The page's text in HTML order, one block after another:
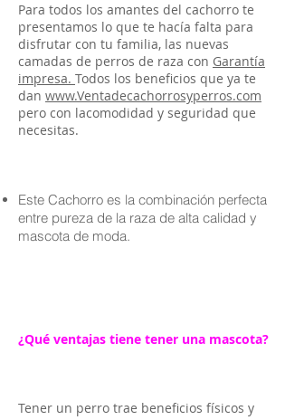
Para todos los amantes del cachorro te
presentamos lo que te hacía falta para
disfrutar con tu familia, las nuevas
camadas de perros de raza con Garantía
impresa. Todos los beneficios que ya te
dan www.Ventadecachorrosyperros.com
pero con lacomodidad y seguridad que
necesitas.
Este Cachorro es la combinación perfecta
entre pureza de la raza de alta calidad y
mascota de moda.
¿Qué ventajas tiene tener una mascota?
Tener un perro trae beneficios físicos y